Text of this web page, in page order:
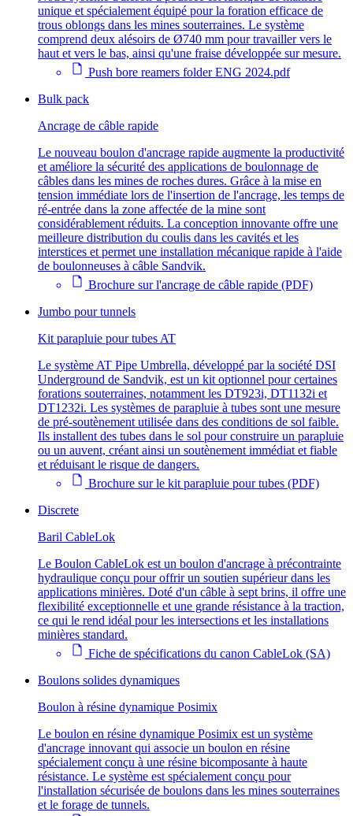
unique et spécialement équipé pour la foration efficace de
trous oblongs dans les mines souterraines. Le système
comprend deux alésoirs de Ø740 mm pour travailler vers le
haut et vers le bas, ainsi qu'une fraise développée sur mesure.
Push bore reamers folder ENG 2024.pdf
Bulk pack
Ancrage de câble rapide
Le nouveau boulon d'ancrage rapide augmente la productivité
et améliore la sécurité des applications de boulonnage de
câbles dans les mines de roches dures. Grâce à la mise en
tension immédiate lors de l'insertion de l'ancrage, les temps de
ré-entrée dans la zone affectée de la mine sont
considérablement réduits. La conception innovante offre une
meilleure distribution du coulis dans les cavités et les
interstices et permet une installation mécanique rapide à l'aide
de boulonneuses à câble Sandvik.
Brochure sur l'ancrage de câble rapide (PDF)
Jumbo pour tunnels
Kit parapluie pour tubes AT
Le système AT Pipe Umbrella, développé par la société DSI
Underground de Sandvik, est un kit optionnel pour certaines
forations souterraines, notamment les DT923i, DT1132i et
DT1232i. Les systèmes de parapluie à tubes sont une mesure
de pré-soutènement utilisée dans des conditions de sol faible.
Ils installent des tubes dans le sol pour construire un parapluie
ou un auvent, créant ainsi un soutènement immédiat et fiable
et réduisant le risque de dangers.
Brochure sur le kit parapluie pour tubes (PDF)
Discrete
Baril CableLok
Le Boulon CableLok est un boulon d'ancrage à précontrainte
hydraulique conçu pour offrir un soutien supérieur dans les
applications minières. Doté d'un câble à sept brins, il offre une
flexibilité exceptionnelle et une grande résistance à la traction,
ce qui le rend idéal pour les intersections et les installations
minières standard.
Fiche de spécifications du canon CableLok (SA)
Boulons solides dynamiques
Boulon à résine dynamique Posimix
Le boulon en résine dynamique Posimix est un système
d'ancrage innovant qui associe un boulon en résine
spécialement conçu à une résine bicomposante à haute
résistance. Le système est spécialement conçu pour
l'installation sécurisée de boulons dans les mines souterraines
et le forage de tunnels.